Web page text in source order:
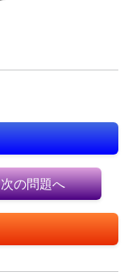
次の問題へ